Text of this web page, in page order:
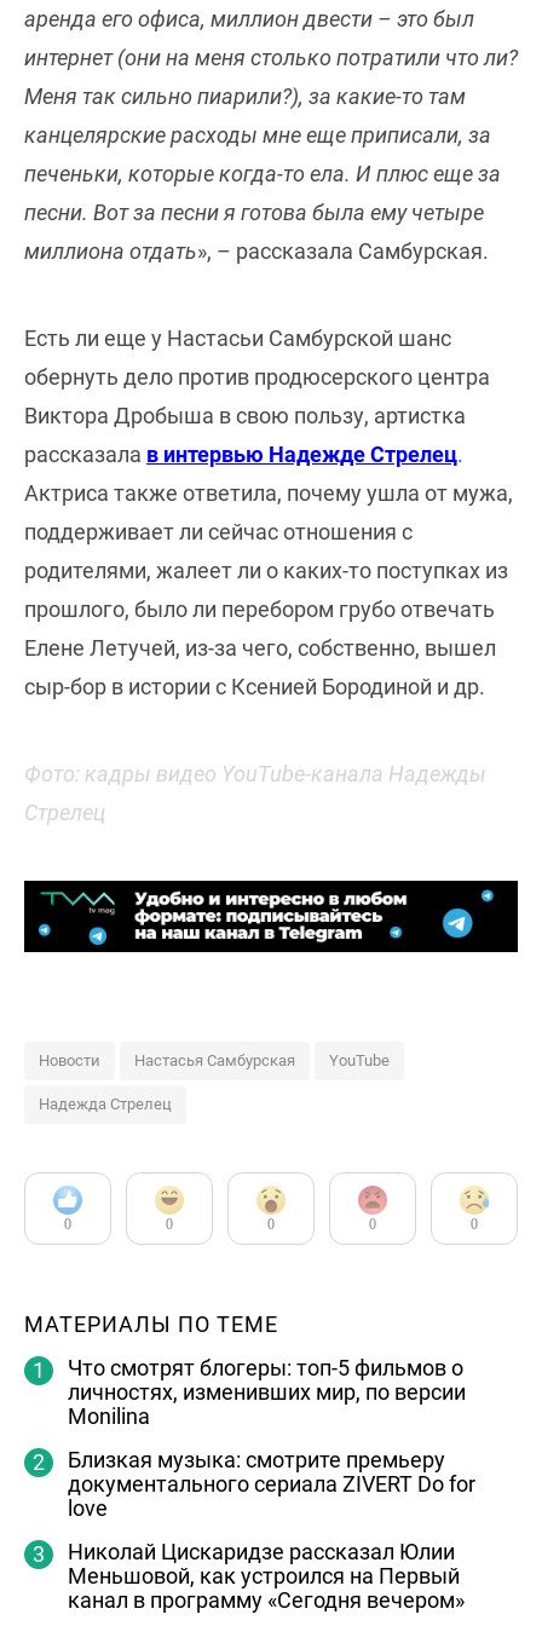
аренда его офиса, миллион двести – это был
интернет (они на меня столько потратили что ли?
Меня так сильно пиарили?), за какие-то там
канцелярские расходы мне еще приписали, за
печеньки, которые когда-то ела. И плюс еще за
песни. Вот за песни я готова была ему четыре
миллиона отдать», – рассказала Самбурская.
Есть ли еще у Настасьи Самбурской шанс
обернуть дело против продюсерского центра
Виктора Дробыша в свою пользу, артистка
рассказала в интервью Надежде Стрелец.
Актриса также ответила, почему ушла от мужа,
поддерживает ли сейчас отношения с
родителями, жалеет ли о каких-то поступках из
прошлого, было ли перебором грубо отвечать
Елене Летучей, из-за чего, собственно, вышел
сыр-бор в истории с Ксенией Бородиной и др.
Фото: кадры видео YouTube-канала Надежды
Стрелец
Новости Настасья Самбурская YouTube
Надежда Стрелец
0 0 0 0 0
МАТЕРИАЛЫ ПО ТЕМЕ
Что смотрят блогеры: топ-5 фильмов о
личностях, изменивших мир, по версии
Monilina
Близкая музыка: смотрите премьеру
документального сериала ZIVERT Do for
love
Николай Цискаридзе рассказал Юлии
Меньшовой, как устроился на Первый
канал в программу «Сегодня вечером»